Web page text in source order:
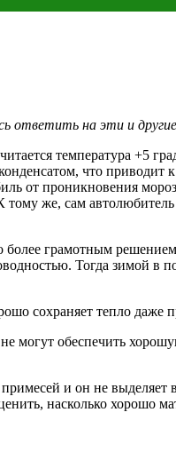
ответить на эти и
температура +5
что приводит
от проникновения
же, сам
грамотным решением
Тогда зимой в
сохраняет тепло даже
могут обеспечить
и он не
насколько хорошо